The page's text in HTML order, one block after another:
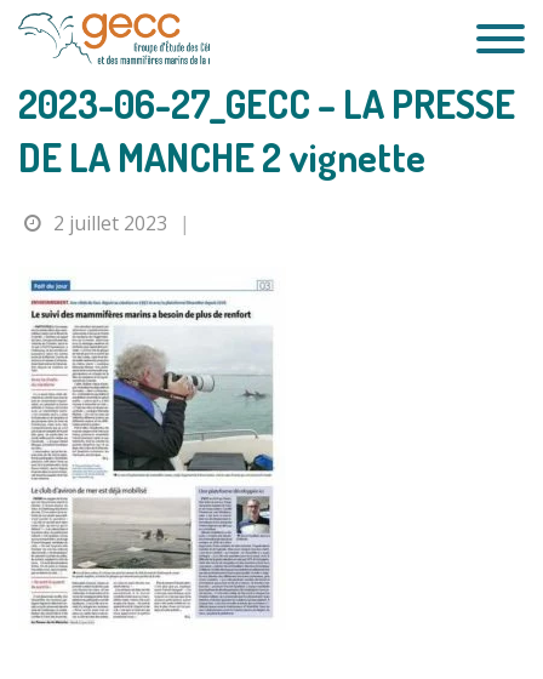
Passer
2023-06-27_GECC – LA PRESSE
DE LA MANCHE 2 vignette
2 juillet 2023 |